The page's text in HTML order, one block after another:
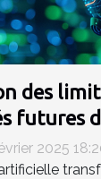
des
futures
IA
2025